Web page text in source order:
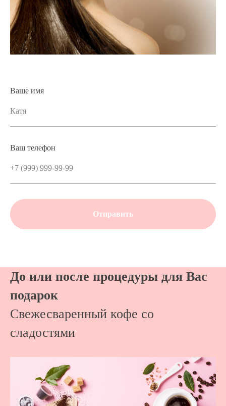
Ваше имя
Ваш телефон
Отправить
До или после процедуры для Вас
подарок
Свежесваренный кофе со
сладостями